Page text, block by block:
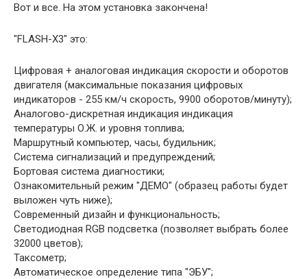
Вот и все. На этом установка закончена!
"FLASH-X3" это:
Цифровая + аналоговая индикация скорости и оборотов
двигателя (максимальные показания цифровых
индикаторов - 255 км/ч скорость, 9900 оборотов/минуту);
Аналогово-дискретная индикация индикация
температуры О.Ж. и уровня топлива;
Маршрутный компьютер, часы, будильник;
Система сигнализаций и предупреждений;
Бортовая система диагностики;
Ознакомительный режим "ДЕМО" (образец работы будет
выложен чуть ниже);
Современный дизайн и функциональность;
Светодиодная RGB подсветка (позволяет выбрать более
32000 цветов);
Таксометр;
Автоматическое определение типа "ЭБУ";